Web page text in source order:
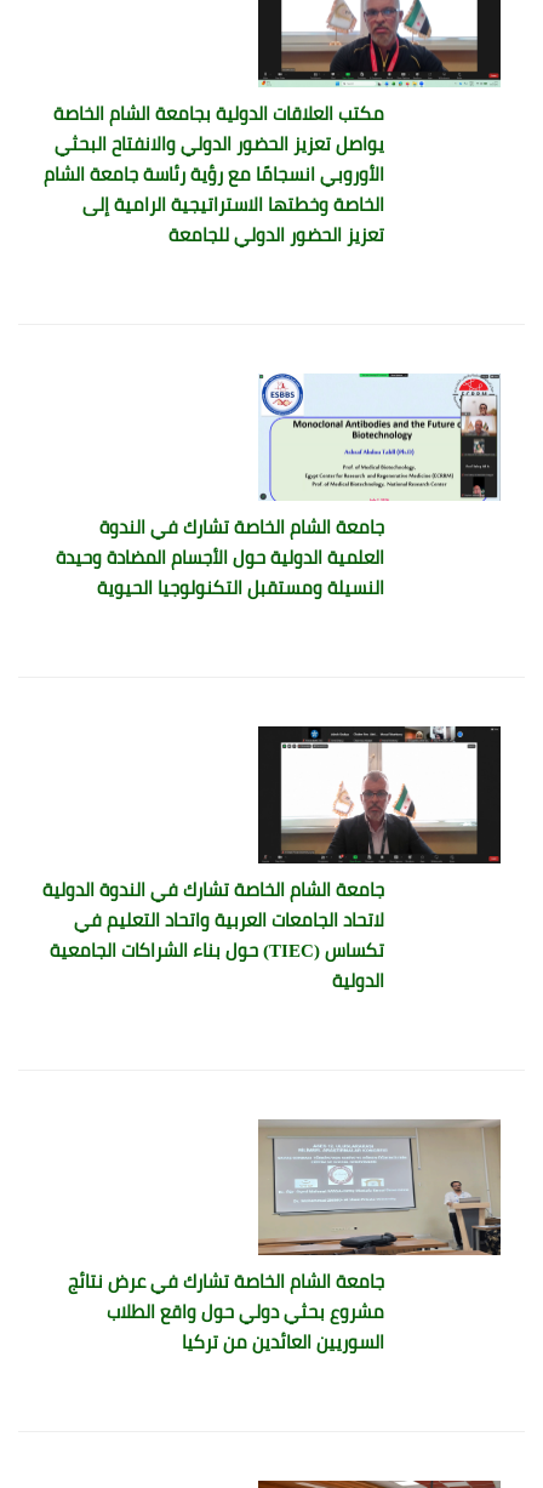
مكتب العلاقات الدولية بجامعة الشام الخاصة
يواصل تعزيز الحضور الدولي والانفتاح البحثي
الأوروبي انسجامًا مع رؤية رئاسة جامعة الشام
الخاصة وخطتها الاستراتيجية الرامية إلى
تعزيز الحضور الدولي للجامعة
جامعة الشام الخاصة تشارك في الندوة
العلمية الدولية حول الأجسام المضادة وحيدة
النسيلة ومستقبل التكنولوجيا الحيوية
جامعة الشام الخاصة تشارك في الندوة الدولية
لاتحاد الجامعات العربية واتحاد التعليم في
تكساس (TIEC) حول بناء الشراكات الجامعية
الدولية
جامعة الشام الخاصة تشارك في عرض نتائج
مشروع بحثي دولي حول واقع الطلاب
السوريين العائدين من تركيا